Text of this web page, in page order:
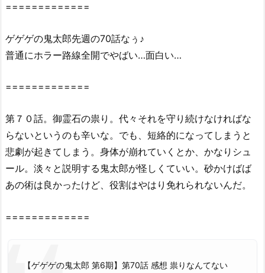
(第
6
7
話
を
無
料
=============
ゲゲゲの鬼太郎先週の70話なぅ♪
普通にホラー路線全開でやばい…面白い…
=============
第７０話。御霊石の祟り。代々それを守り続けなければな
らないというのも辛いな。でも、短絡的になってしまうと
悲劇が起きてしまう。身体が崩れていくとか、かなりシュ
ール。淡々と説明する鬼太郎が怪しくていい。砂かけばば
あの術は良かったけど、役割はやはり免れられないんだ。
=============
【ゲゲゲの鬼太郎 第6期】第70話 感想 祟りなんてない